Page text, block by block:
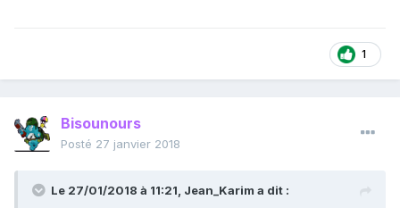
1
Bisounours
Posté 27 janvier 2018
Le 27/01/2018 à 11:21, Jean_Karim a dit :